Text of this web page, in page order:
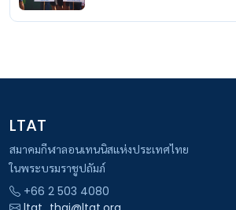
LTAT
สมาคมกีฬาลอนเทนนิสแห่งประเทศไทย
ในพระบรมราชูปถัมภ์
+66 2 503 4080